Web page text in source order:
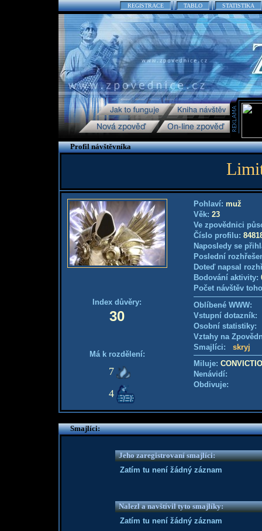
REGISTRACE TABLO STATISTIKA
Profil návštěvníka
Index důvěry:
30
Má k rozdělení:
7
4
Pohlaví: muž
Věk: 23
Ve zpovědnici
Číslo profilu:
Naposledy se
Poslední
Doteď napsal
Bodování aktivity:
Počet návštěv
Oblíbené WWW:
Vstupní
Osobní
Vztahy na
Smajlíci: skryj
Miluje:
Nenávidí:
Obdivuje:
Smajlíci:
Jeho zaregistrovaní smajlíci:
Zatím tu není žádný záznam
Nalezl a navštívil tyto smajlíky:
Zatím tu není žádný záznam